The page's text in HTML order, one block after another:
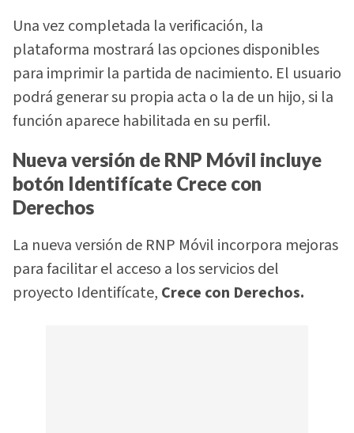
Una vez completada la verificación, la
plataforma mostrará las opciones disponibles
para imprimir la partida de nacimiento. El usuario
podrá generar su propia acta o la de un hijo, si la
función aparece habilitada en su perfil.
Nueva versión de RNP Móvil incluye
botón Identifícate Crece con
Derechos
La nueva versión de RNP Móvil incorpora mejoras
para facilitar el acceso a los servicios del
proyecto Identifícate, Crece con Derechos.